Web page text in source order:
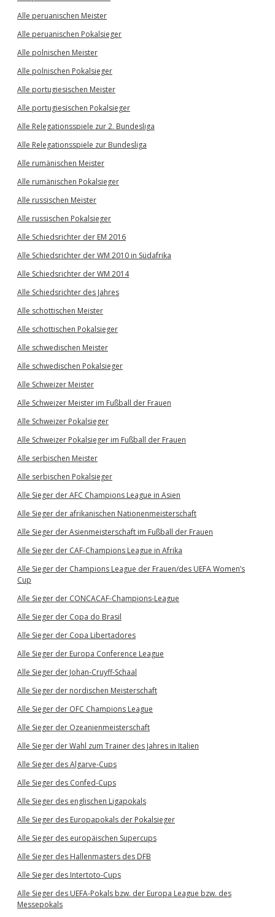
Alle peruanischen Meister
Alle peruanischen Pokalsieger
Alle polnischen Meister
Alle polnischen Pokalsieger
Alle portugiesischen Meister
Alle portugiesischen Pokalsieger
Alle Relegationsspiele zur 2. Bundesliga
Alle Relegationsspiele zur Bundesliga
Alle rumänischen Meister
Alle rumänischen Pokalsieger
Alle russischen Meister
Alle russischen Pokalsieger
Alle Schiedsrichter der EM 2016
Alle Schiedsrichter der WM 2010 in Südafrika
Alle Schiedsrichter der WM 2014
Alle Schiedsrichter des Jahres
Alle schottischen Meister
Alle schottischen Pokalsieger
Alle schwedischen Meister
Alle schwedischen Pokalsieger
Alle Schweizer Meister
Alle Schweizer Meister im Fußball der Frauen
Alle Schweizer Pokalsieger
Alle Schweizer Pokalsieger im Fußball der Frauen
Alle serbischen Meister
Alle serbischen Pokalsieger
Alle Sieger der AFC Champions League in Asien
Alle Sieger der afrikanischen Nationenmeisterschaft
Alle Sieger der Asienmeisterschaft im Fußball der Frauen
Alle Sieger der CAF-Champions League in Afrika
Alle Sieger der Champions League der Frauen/des UEFA Women’s
Cup
Alle Sieger der CONCACAF-Champions-League
Alle Sieger der Copa do Brasil
Alle Sieger der Copa Libertadores
Alle Sieger der Europa Conference League
Alle Sieger der Johan-Cruyff-Schaal
Alle Sieger der nordischen Meisterschaft
Alle Sieger der OFC Champions League
Alle Sieger der Ozeanienmeisterschaft
Alle Sieger der Wahl zum Trainer des Jahres in Italien
Alle Sieger des Algarve-Cups
Alle Sieger des Confed-Cups
Alle Sieger des englischen Ligapokals
Alle Sieger des Europapokals der Pokalsieger
Alle Sieger des europäischen Supercups
Alle Sieger des Hallenmasters des DFB
Alle Sieger des Intertoto-Cups
Alle Sieger des UEFA-Pokals bzw. der Europa League bzw. des
Messepokals